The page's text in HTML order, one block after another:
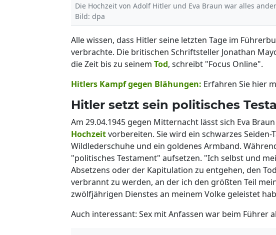
Die Hochzeit von Adolf Hitler und Eva Braun war alles
Bild: dpa
Alle wissen, dass Hitler seine letzten Tage im
verbrachte. Die britischen Schriftsteller Jonathan
die Zeit bis zu seinem Tod, schreibt "Focus Online".
Hitlers Kampf gegen Blähungen: Erfahren Sie hier
Hitler setzt sein politisches
Am 29.04.1945 gegen Mitternacht lässt sich Eva
Hochzeitvorbereiten. Sie wird ein schwarzes
Wildlederschuhe und ein goldenes Armband.
"politisches Testament" aufsetzen. "Ich selbst und
Absetzens oder der Kapitulation zu entgehen, den
verbrannt zu werden, an der ich den größten Teil
zwölfjährigen Dienstes an meinem Volke geleistet
Auch interessant: Sex mit Anfassen war beim Führer